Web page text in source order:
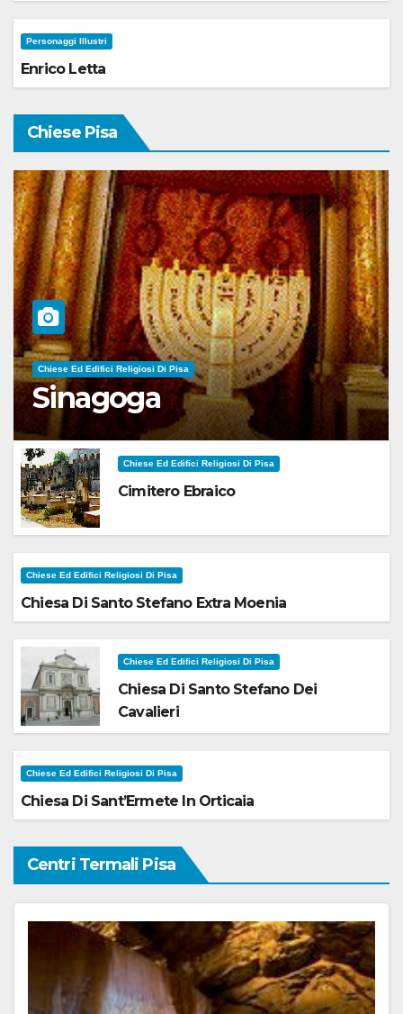
Personaggi Illustri
Enrico Letta
Chiese Pisa
Chiese Ed Edifici Religiosi Di Pisa
Sinagoga
Chiese Ed Edifici Religiosi Di Pisa
Cimitero Ebraico
Chiese Ed Edifici Religiosi Di Pisa
Chiesa Di Santo Stefano Extra Moenia
Chiese Ed Edifici Religiosi Di Pisa
Chiesa Di Santo Stefano Dei
Cavalieri
Chiese Ed Edifici Religiosi Di Pisa
Chiesa Di Sant’Ermete In Orticaia
Centri Termali Pisa